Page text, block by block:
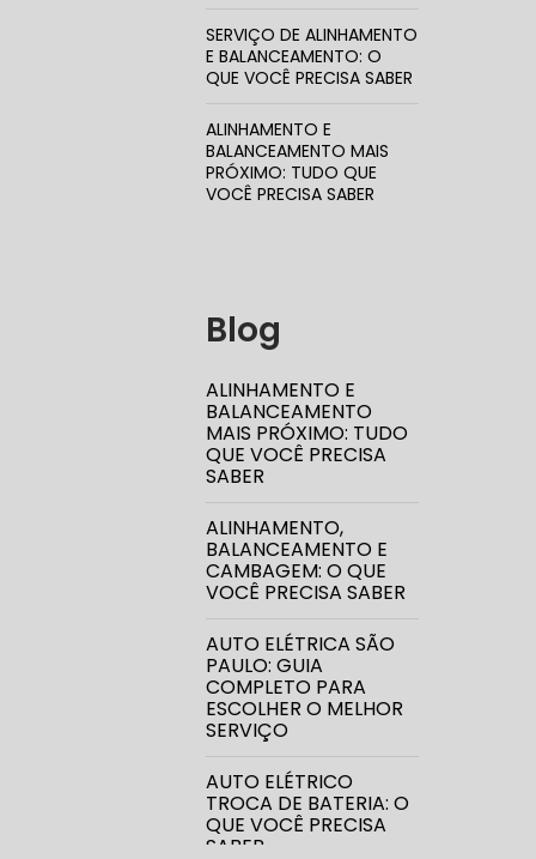
TROCA
CORREIA
CORREIA
SERVIÇO DE ALINHAMENTO
E BALANCEAMENTO: O
QUE VOCÊ PRECISA SABER
ALINHAMENTO E
BALANCEAMENTO MAIS
PRÓXIMO: TUDO QUE
VOCÊ PRECISA SABER
Blog
ALINHAMENTO E
BALANCEAMENTO
MAIS PRÓXIMO: TUDO
QUE VOCÊ PRECISA
SABER
ALINHAMENTO,
BALANCEAMENTO E
CAMBAGEM: O QUE
VOCÊ PRECISA SABER
AUTO ELÉTRICA SÃO
PAULO: GUIA
COMPLETO PARA
ESCOLHER O MELHOR
SERVIÇO
AUTO ELÉTRICO
TROCA DE BATERIA: O
QUE VOCÊ PRECISA
SABER